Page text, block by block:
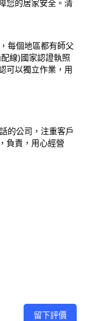
您的居家安全。清
每個地區都有師父
線)國家認證執照
可以獨立作業，用
的公司，注重客戶
負責，用心經營
留下評價